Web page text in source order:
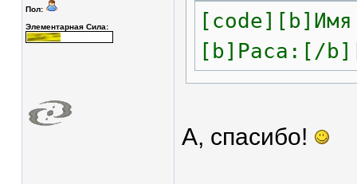
Пол:
Элементарная Сила:
[b]Раса:[/
А, спасибо!